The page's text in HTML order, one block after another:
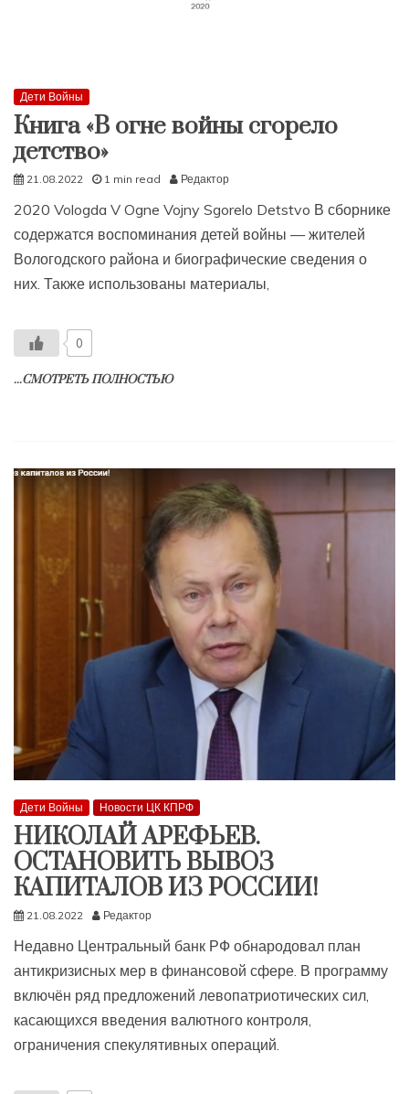
Дети Войны
Книга «В огне войны сгорело
детство»
21.08.2022 1 min read Редактор
2020 Vologda V Ogne Vojny Sgorelo Detstvo В сборнике
содержатся воспоминания детей войны — жителей
Вологодского района и биографические сведения о
них. Также использованы материалы,
0
...СМОТРЕТЬ ПОЛНОСТЬЮ
Дети Войны Новости ЦК КПРФ
НИКОЛАЙ АРЕФЬЕВ.
ОСТАНОВИТЬ ВЫВОЗ
КАПИТАЛОВ ИЗ РОССИИ!
21.08.2022 Редактор
Недавно Центральный банк РФ обнародовал план
антикризисных мер в финансовой сфере. В программу
включён ряд предложений левопатриотических сил,
касающихся введения валютного контроля,
ограничения спекулятивных операций.